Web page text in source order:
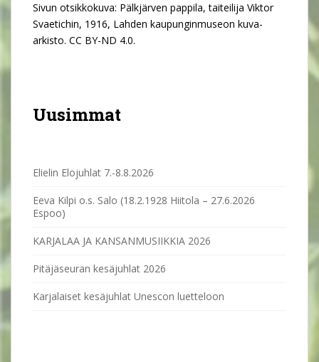
Sivun otsikkokuva: Pälkjärven pappila, taiteilija Viktor
Svaetichin, 1916, Lahden kaupunginmuseon kuva-
arkisto. CC BY-ND 4.0.
Uusimmat
Elielin Elojuhlat 7.-8.8.2026
Eeva Kilpi o.s. Salo (18.2.1928 Hiitola – 27.6.2026
Espoo)
KARJALAA JA KANSANMUSIIKKIA 2026
Pitäjäseuran kesäjuhlat 2026
Karjalaiset kesäjuhlat Unescon luetteloon